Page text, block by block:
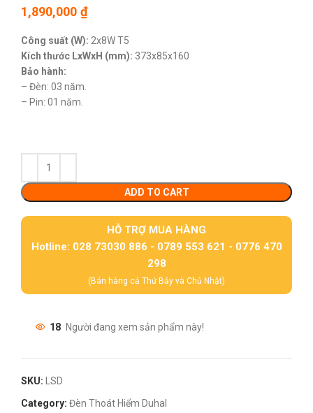
1,890,000 ₫
Công suất (W): 2x8WT5
Kích thước LxWxH (mm): 373x85x160
Bảo hành:
– Đèn: 03 năm.
– Pin: 01 năm.
ADD TO CART
HỖ TRỢ MUA HÀNG
Hotline: 028 73030 886 - 0789 553 621 - 0776 470
298
(Bán hàng cả Thứ Bảy và Chủ Nhật)
18 Người đang xem sản phẩm này!
SKU:
LSD
Category: Đèn Thoát Hiểm Duhal